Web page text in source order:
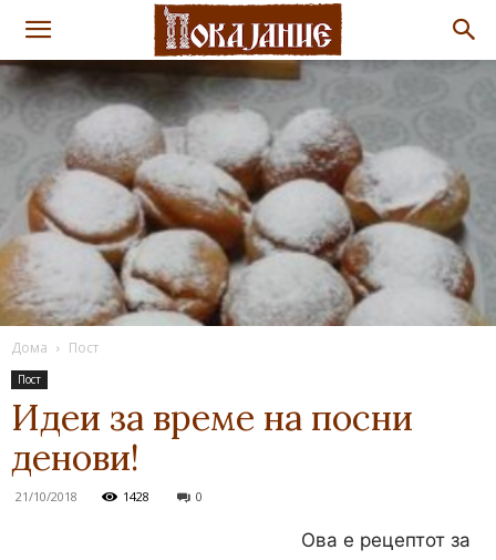
Дома Пост
Пост
Идеи за време на посни
денови!
21/10/2018 1428 0
Ова е рецептот за